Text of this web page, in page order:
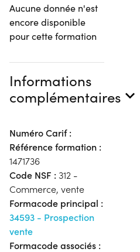
Aucune donnée n'est
encore disponible
pour cette formation
Informations
complémentaires
Numéro Carif :
Référence formation :
1471736
Code NSF : 312 -
Commerce, vente
Formacode principal :
34593 - Prospection
vente
Formacode associés :